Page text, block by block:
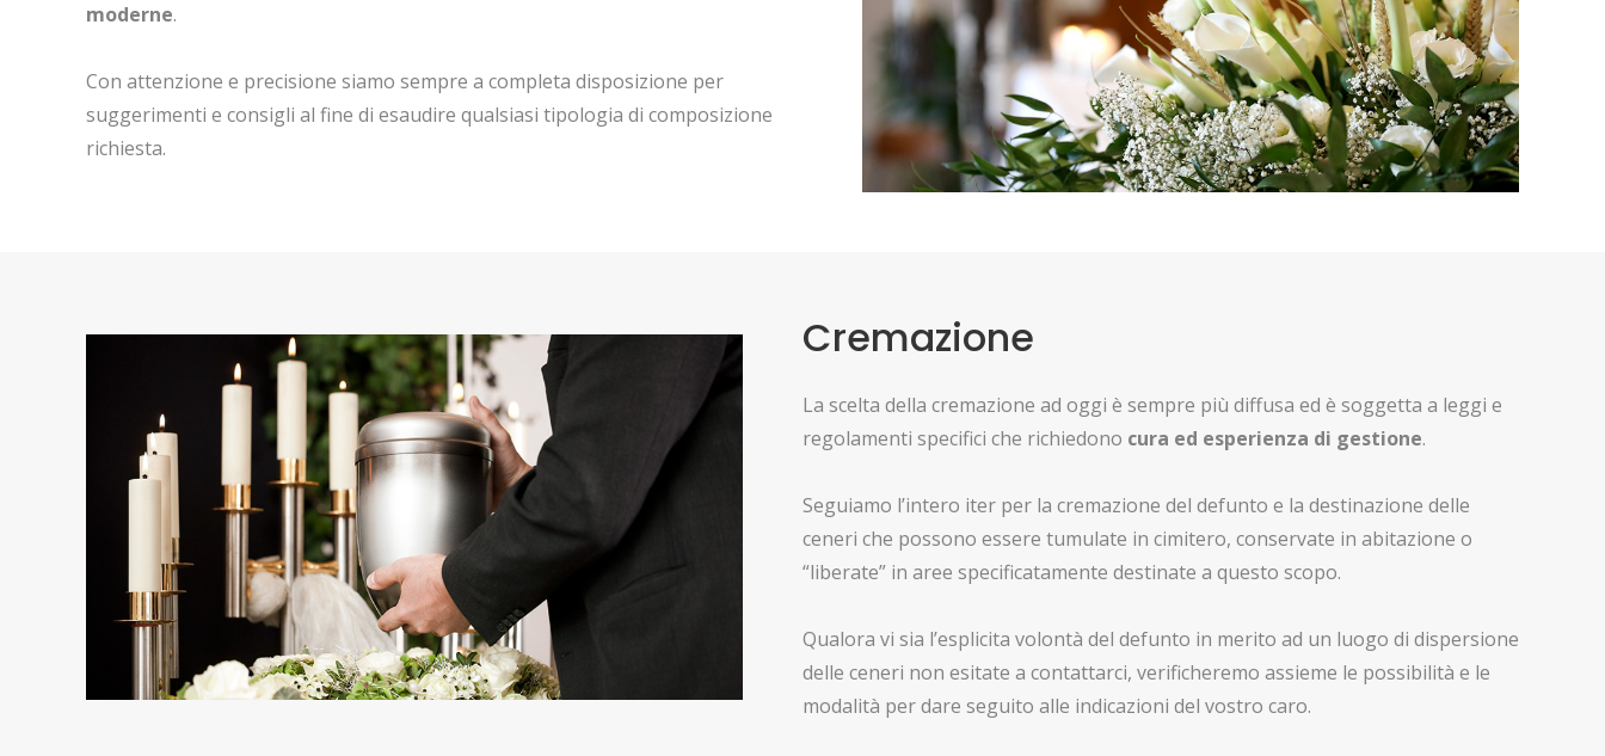
moderne.
Con attenzione e precisione siamo sempre a completa disposizione per
suggerimenti e consigli al fine di esaudire qualsiasi tipologia di composizione
richiesta.
Cremazione
La scelta della cremazione ad oggi è sempre più diffusa ed è soggetta a leggi e
regolamenti specifici che richiedono cura ed esperienza di gestione.
Seguiamo l’intero iter per la cremazione del defunto e la destinazione delle
ceneri che possono essere tumulate in cimitero, conservate in abitazione o
“liberate” in aree specificatamente destinate a questo scopo.
Qualora vi sia l’esplicita volontà del defunto in merito ad un luogo di dispersione
delle ceneri non esitate a contattarci, verificheremo assieme le possibilità e le
modalità per dare seguito alle indicazioni del vostro caro.